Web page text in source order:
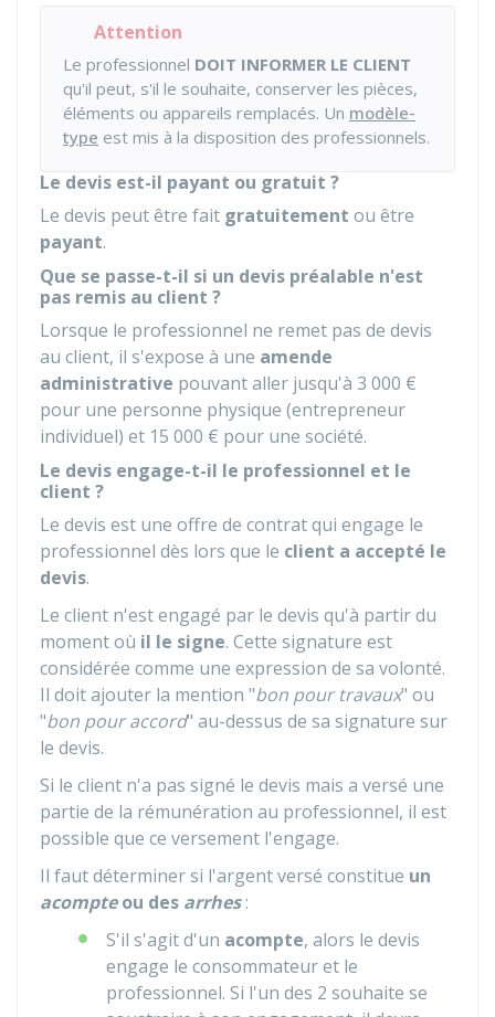
Attention
Le professionnel DOIT INFORMER LE CLIENT
qu'il peut, s'il le souhaite, conserver les pièces,
éléments ou appareils remplacés. Un modèle-
type est mis à la disposition des professionnels.
Le devis est-il payant ou gratuit ?
Le devis peut être fait gratuitement ou être
payant.
Que se passe-t-il si un devis préalable n'est
pas remis au client ?
Lorsque le professionnel ne remet pas de devis
au client, il s'expose à une amende
administrative pouvant aller jusqu'à 3 000 €
pour une personne physique (entrepreneur
individuel) et 15 000 € pour une société.
Le devis engage-t-il le professionnel et le
client ?
Le devis est une offre de contrat qui engage le
professionnel dès lors que le client a accepté le
devis.
Le client n'est engagé par le devis qu'à partir du
moment où il le signe. Cette signature est
considérée comme une expression de sa volonté.
Il doit ajouter la mention "bon pour travaux" ou
"bon pour accord" au-dessus de sa signature sur
le devis.
Si le client n'a pas signé le devis mais a versé une
partie de la rémunération au professionnel, il est
possible que ce versement l'engage.
Il faut déterminer si l'argent versé constitue un
acompteou des arrhes:
S'il s'agit d'un acompte, alors le devis
engage le consommateur et le
professionnel. Si l'un des 2 souhaite se